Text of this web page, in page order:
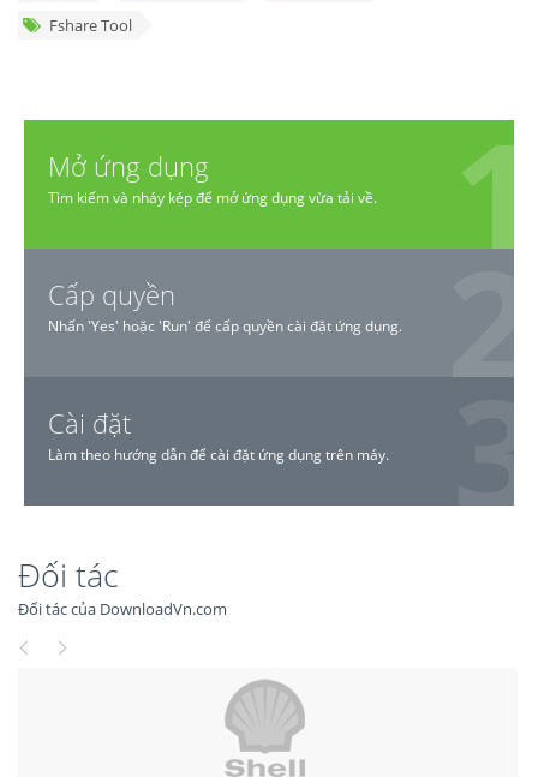
Fshare Tool
Mở ứng dụng
Tìm kiếm và nháy kép để mở ứng dụng vừa tải về.
Cấp quyền
Nhấn 'Yes' hoặc 'Run' để cấp quyền cài đặt ứng dụng.
Cài đặt
Làm theo hướng dẫn để cài đặt ứng dụng trên máy.
Đối tác
Đối tác của DownloadVn.com